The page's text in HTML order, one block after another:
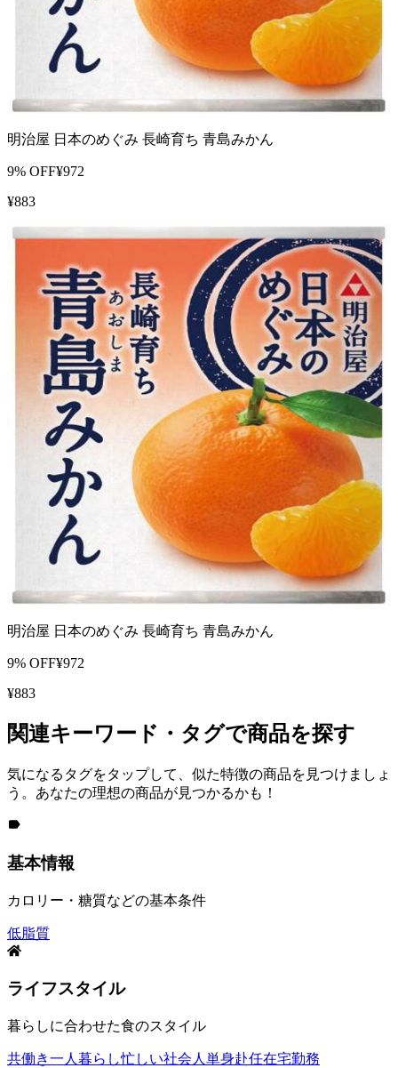
明治屋 日本のめぐみ 長崎育ち 青島みかん
9% OFF¥972
¥883
明治屋 日本のめぐみ 長崎育ち 青島みかん
9% OFF¥972
¥883
関連キーワード・タグで商品を探す
気になるタグをタップして、似た特徴の商品を見つけましょ
う。あなたの理想の商品が見つかるかも！
基本情報
カロリー・糖質などの基本条件
低脂質
ライフスタイル
暮らしに合わせた食のスタイル
共働き一人暮らし忙しい社会人 単身赴任在宅勤務